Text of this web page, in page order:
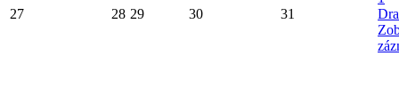
27 28 29 30 31